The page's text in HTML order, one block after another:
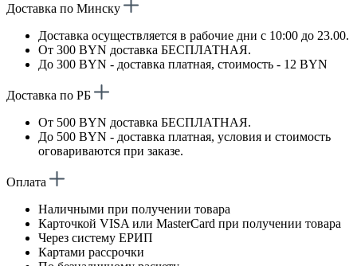
Доставка по Минску
Доставка осуществляется в рабочие дни с 10:00 до 23.00.
От 300 BYN доставка БЕСПЛАТНАЯ.
До 300 BYN - доставка платная, стоимость - 12 BYN
Доставка по РБ
От 500 BYN доставка БЕСПЛАТНАЯ.
До 500 BYN - доставка платная, условия и стоимость
оговариваются при заказе.
Оплата
Наличными при получении товара
Карточкой VISA или MasterCard при получении товара
Через систему ЕРИП
Картами рассрочки